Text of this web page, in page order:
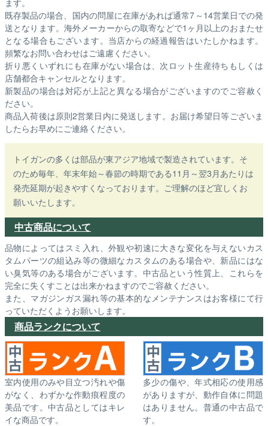
既存製品の場合、国内の問屋に在庫があれば通常7～14営業日での発
送となります。海外メーカーからの取寄などで1ヶ月以上のおまたせ
となる場合もございます。 当店からの経過報告はいたしかねます。
頻繁なお問い合わせはご遠慮ください。
折り悪くいずれにも在庫がない場合は、次ロット生産待ちもしくは
店舗都合キャンセルとなります。
新製品の場合は対応が上記と異なる場合がございますのでご容赦く
ださい。
商品入荷後は原則2営業日内に発送します。お届け希望日等ございま
したらお早めにご連絡ください。
トイガンの多くは部品が東アジア地域で製造されています。そ
のため毎年、年末年始～春節の時期である11月～翌3月あたりは
発売延期が起きやすくなっております。ご理解のほど宜しくお
願いいたします。
中古商品について
品物によってはスミ入れ、外観や初速に大きな変化を与えないカス
タムパーツの組込み等の微細なカスタムのある場合や、新品にはな
い臭気等のある場合がございます。中古品という性質上、これらを
完全に失くすことは出来かねますのでご容赦ください。
また、マガジンガス漏れ等の基本的なメンテナンスはお客様にて行
っていただくようお願いします。
商品ランクについて
室内使用のみや目立つ汚れや傷
がなく、わずかな作動痕程度の
美品です。中古品としてはキレ
イな商品です。
多少の傷や、年式相応の使用感
がありますが、動作自体に問題
はありません。普通の中古品で
す。